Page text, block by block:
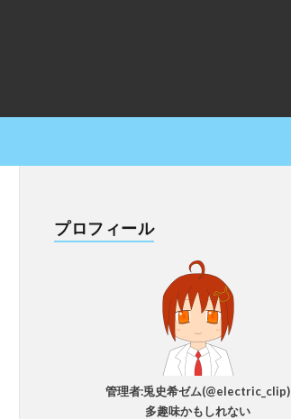
プロフィール
管理者:兎史希ゼム(@electric_clip)
多趣味かもしれない